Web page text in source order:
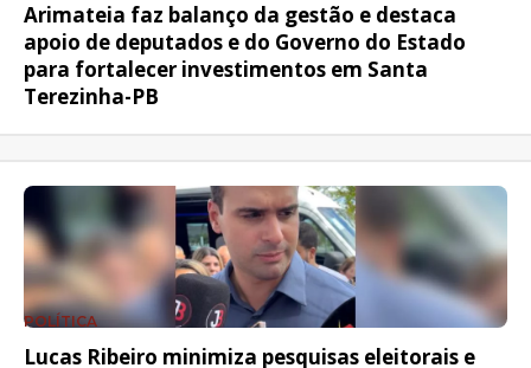
Arimateia faz balanço da gestão e destaca
apoio de deputados e do Governo do Estado
para fortalecer investimentos em Santa
Terezinha-PB
POLÍTICA
Lucas Ribeiro minimiza pesquisas eleitorais e